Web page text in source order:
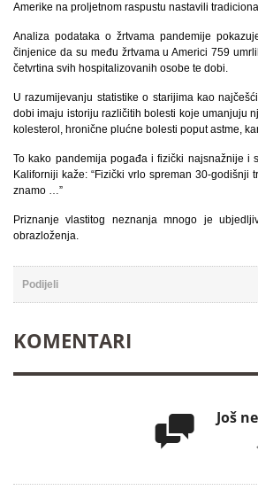
Amerike na proljetnom raspustu nastavili
Analiza podataka o žrtvama pandemije
činjenice da su među žrtvama u Americi 759
četvrtina svih hospitalizovanih osobe te dobi.
U razumijevanju statistike o starijima kao
dobi imaju istoriju različitih bolesti koje umanjuju
kolesterol, hronične plućne bolesti poput astme,
To kako pandemija pogađa i fizički najsnažnije i
Kaliforniji kaže: “Fizički vrlo spreman 30-
znamo …”
Priznanje vlastitog neznanja mnogo je
obrazloženja.
Podijeli
KOMENTARI
 Još